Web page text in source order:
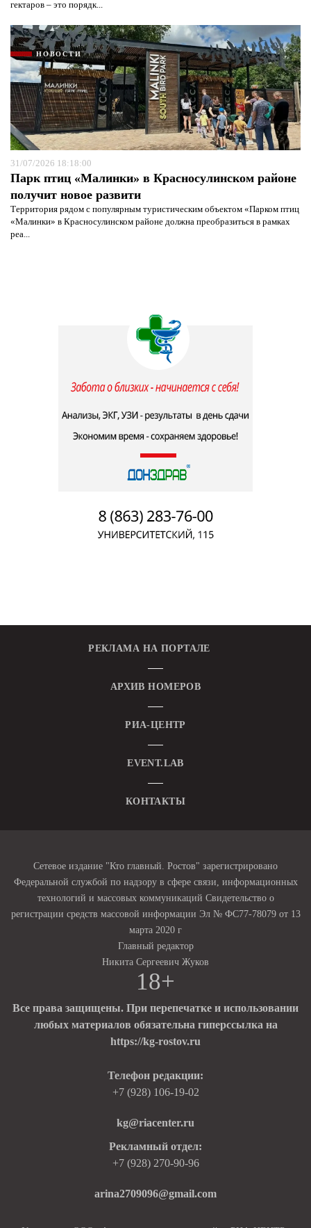
гектаров – это порядк...
НОВОСТИ
31/07/2026 18:18:00
Парк птиц «Малинки» в Красносулинском районе
получит новое развити
Территория рядом с популярным туристическим объектом «Парком птиц
«Малинки» в Красносулинском районе должна преобразиться в рамках
реа...
РЕКЛАМА НА ПОРТАЛЕ
АРХИВ НОМЕРОВ
РИА-ЦЕНТР
EVENT.LAB
КОНТАКТЫ
Сетевое издание "Кто главный. Ростов" зарегистрировано
Федеральной службой по надзору в сфере связи, информационных
технологий и массовых коммуникаций Свидетельство о
регистрации средств массовой информации Эл № ФС77-78079 от 13
марта 2020 г
Главный редактор
Никита Сергеевич Жуков
18+
Все права защищены. При перепечатке и использовании
любых материалов обязательна гиперссылка на
https://kg-rostov.ru
Телефон редакции:
+7 (928) 106-19-02
kg@riacenter.ru
Рекламный отдел:
+7 (928) 270-90-96
arina2709096@gmail.com